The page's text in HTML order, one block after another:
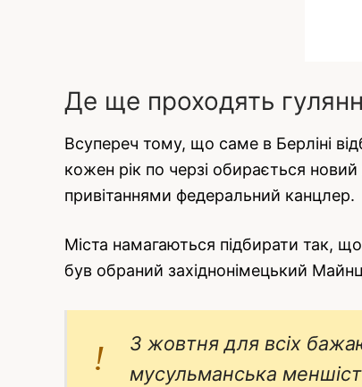
Де ще проходять
Всупереч тому, що саме в Берліні
кожен рік по черзі обирається
привітаннями федеральний канцлер.
Міста намагаються підбирати так,
був обраний західнонімецький
3 жовтня для всіх
мусульманська